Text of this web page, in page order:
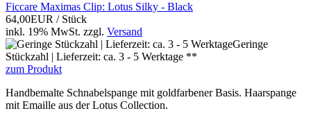
Ficcare Maximas Clip: Lotus Silky - Black
64,00EUR / Stück
inkl. 19% MwSt. zzgl. Versand
Geringe
Stückzahl | Lieferzeit: ca. 3 - 5 Werktage **
zum Produkt
Handbemalte Schnabelspange mit goldfarbener Basis. Haarspange
mit Emaille aus der Lotus Collection.